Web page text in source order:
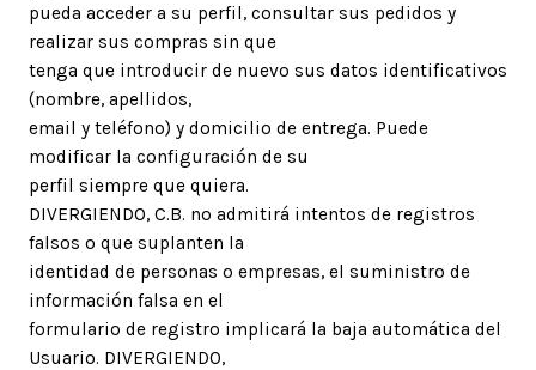
pueda acceder a su perfil, consultar sus pedidos y
realizar sus compras sin que
tenga que introducir de nuevo sus datos identificativos
(nombre, apellidos,
email y teléfono) y domicilio de entrega. Puede
modificar la configuración de su
perfil siempre que quiera.
DIVERGIENDO, C.B. no admitirá intentos de registros
falsos o que suplanten la
identidad de personas o empresas, el suministro de
información falsa en el
formulario de registro implicará la baja automática del
Usuario. DIVERGIENDO,